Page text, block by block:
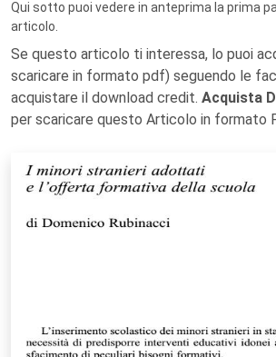
Qui sotto puoi vedere in anteprima la prima
articolo.
Se questo articolo ti interessa, lo puoi
scaricare in formato pdf) seguendo le
acquistare il download credit. Acquista
per scaricare questo Articolo in formato